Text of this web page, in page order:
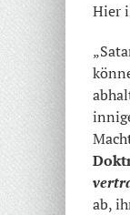
Hier
ab,